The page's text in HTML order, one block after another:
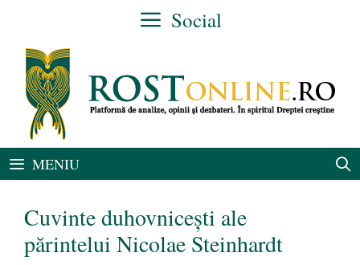
conținut
Social
MENIU
Cuvinte duhovnicești ale
părintelui Nicolae Steinhardt